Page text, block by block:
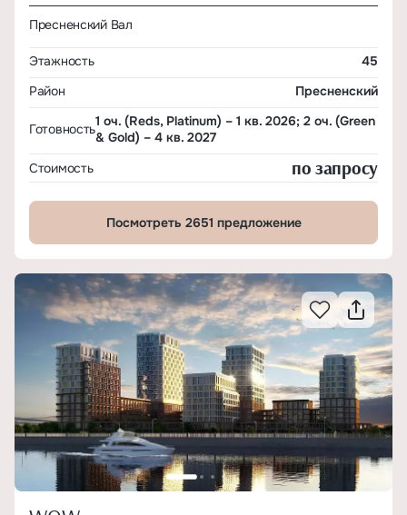
Пресненский Вал
Этажность
45
Район
Пресненский
Готовность1 оч. (Reds, Platinum) – 1 кв. 2026; 2 оч. (Green
& Gold) – 4 кв. 2027
Стоимость
по запросу
Посмотреть 2651 предложение